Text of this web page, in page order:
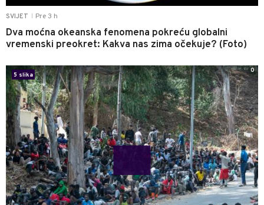
SVIJET Pre 3 h
Dva moćna okeanska fenomena pokreću globalni
vremenski preokret: Kakva nas zima očekuje? (Foto)
5 slika
0